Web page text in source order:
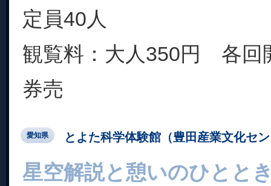
定員40人
観覧料：大人350円 各回
券売
愛知県 とよた科学体験館（豊田産業文化セ
星空解説と憩いのひとと